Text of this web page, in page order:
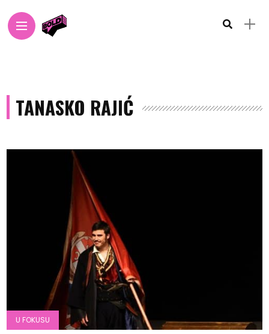
TANASKO RAJIĆ
U FOKUSU